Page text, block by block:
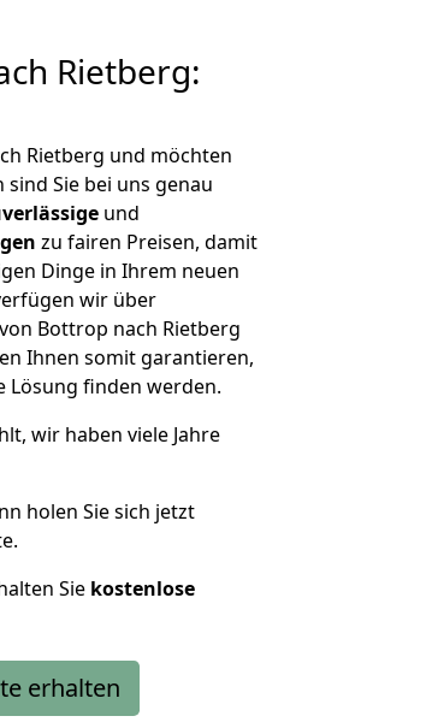
Rietberg:
Rietberg und möchten
sind Sie bei uns genau
und
zu fairen Preisen, damit
Dinge in Ihrem neuen
wir über
Bottrop nach Rietberg
Ihnen somit garantieren,
Lösung finden werden.
wir haben viele Jahre
holen Sie sich jetzt
Sie kostenlose
erhalten